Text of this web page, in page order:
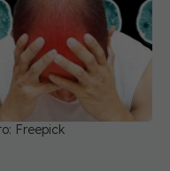
Freepick